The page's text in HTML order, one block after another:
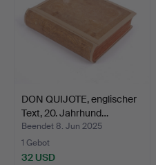
DON QUIJOTE, englischer
Text, 20. Jahrhund…
Beendet 8. Jun 2025
1 Gebot
32 USD